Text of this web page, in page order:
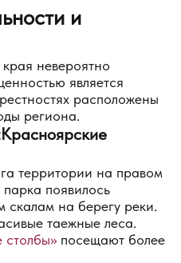
и
невероятно
является
расположены
региона.
территории на правом
появилось
скалам на берегу реки.
таежные леса.
столбы» посещают более